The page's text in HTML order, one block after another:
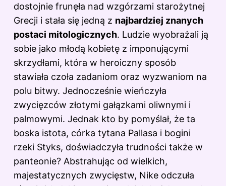
dostojnie frunęła nad wzgórzami starożytnej
Grecji i stała się jedną z najbardziej znanych
postaci mitologicznych. Ludzie wyobrażali ją
sobie jako młodą kobietę z imponującymi
skrzydłami, która w heroiczny sposób
stawiała czoła zadaniom oraz wyzwaniom na
polu bitwy. Jednocześnie wieńczyła
zwycięzców złotymi gałązkami oliwnymi i
palmowymi. Jednak kto by pomyślał, że ta
boska istota, córka tytana Pallasa i bogini
rzeki Styks, doświadczyła trudności także w
panteonie? Abstrahując od wielkich,
majestatycznych zwycięstw, Nike odczuła